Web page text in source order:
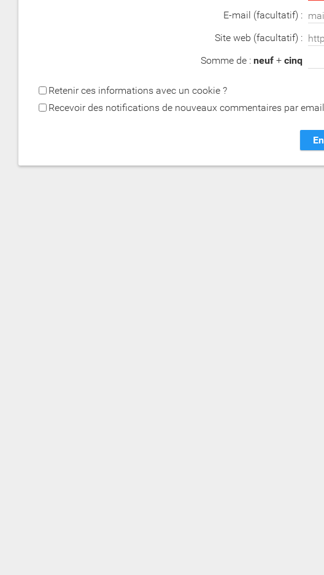
E-mail (facultatif) :
Site web (facultatif) :
Somme de : neuf + cinq
Retenir ces informations avec un cookie ?
Recevoir des notifications de nouveaux commentaires par